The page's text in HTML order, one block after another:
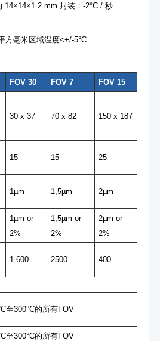
14×14×1.2 mm 封装：-2°C / 秒
方毫米区域温度<+/-5°C
FOV 30 FOV 7 FOV 15
30 x 37 70 x 82 150 x 187
15 15 25
1µm 1,5µm 2µm
1µm or
2%
1,5µm or
2%
2µm or
2%
1 600 2500 400
至300°C的所有FOV
至300°C的所有FOV